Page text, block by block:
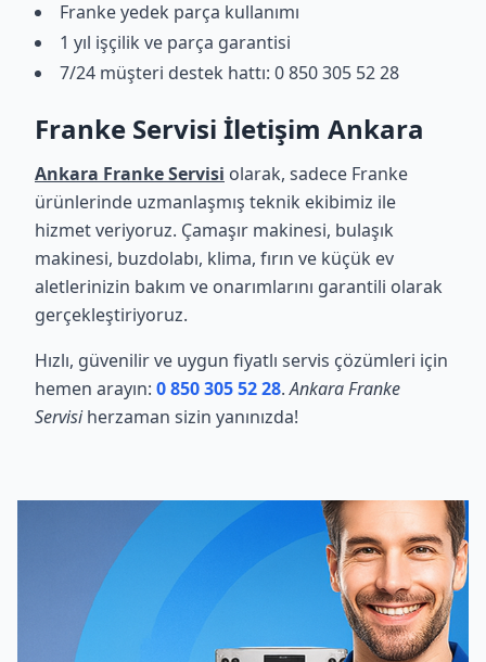
Franke yedek parça kullanımı
1 yıl işçilik ve parça garantisi
7/24 müşteri destek hattı: 0 850 305 52 28
Franke Servisi İletişim Ankara
Ankara Franke Servisi olarak, sadece Franke
ürünlerinde uzmanlaşmış teknik ekibimiz ile
hizmet veriyoruz. Çamaşır makinesi, bulaşık
makinesi, buzdolabı, klima, fırın ve küçük ev
aletlerinizin bakım ve onarımlarını garantili olarak
gerçekleştiriyoruz.
Hızlı, güvenilir ve uygun fiyatlı servis çözümleri için
hemen arayın: 0 850 305 52 28.Ankara Franke
Servisiherzaman sizin yanınızda!